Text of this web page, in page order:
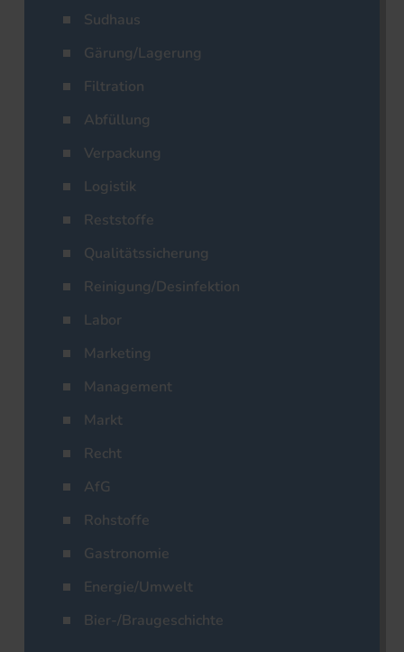
Sudhaus
Gärung/Lagerung
Filtration
Abfüllung
Verpackung
Logistik
Reststoffe
Qualitätssicherung
Reinigung/Desinfektion
Labor
Marketing
Management
Markt
Recht
AfG
Rohstoffe
Gastronomie
Energie/Umwelt
Bier-/Braugeschichte